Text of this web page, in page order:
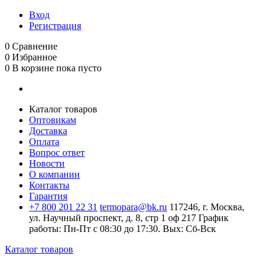
Вход
Регистрация
0 Сравнение
0 Избранное
0 В корзине пока пусто
Каталог товаров
Оптовикам
Доставка
Оплата
Вопрос ответ
Новости
О компании
Контакты
Гарантия
+7 800 201 22 31 termopara@bk.ru 117246, г. Москва,
ул. Научный проспект, д. 8, стр 1 оф 217 График
работы: Пн‑Пт с 08:30 до 17:30. Вых: Сб‑Вск
Каталог товаров